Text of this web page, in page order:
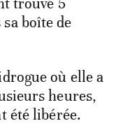
boîte de
où elle a
heures,
été libérée.